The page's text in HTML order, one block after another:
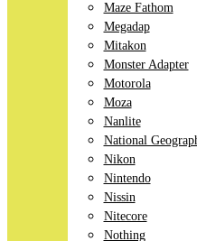
Maze Fathom
Megadap
Mitakon
Monster Adapter
Motorola
Moza
Nanlite
National
Nikon
Nintendo
Nissin
Nitecore
Nothing